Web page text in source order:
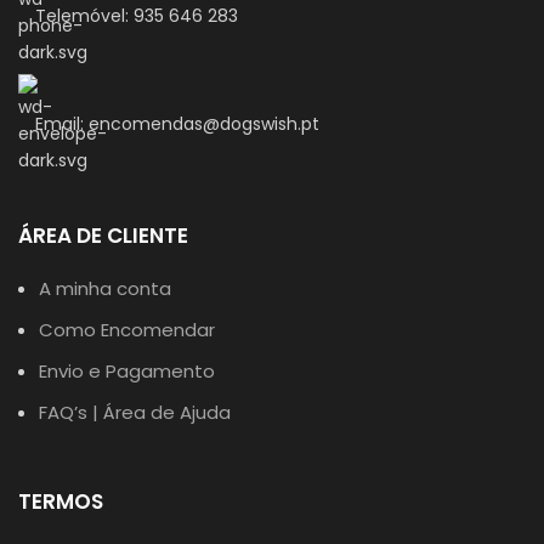
Telemóvel: 935 646 283
Email: encomendas@dogswish.pt
ÁREA DE CLIENTE
A minha conta
Como Encomendar
Envio e Pagamento
FAQ’s | Área de Ajuda
TERMOS